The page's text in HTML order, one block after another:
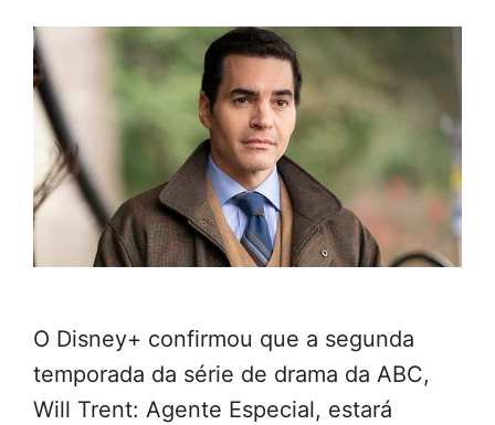
O Disney+ confirmou que a segunda
temporada da série de drama da ABC,
Will Trent: Agente Especial, estará